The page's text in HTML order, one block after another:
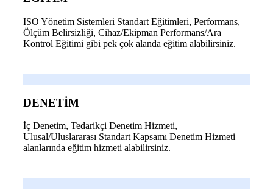
ISO Yönetim Sistemleri Standart Eğitimleri, Performans,
Ölçüm Belirsizliği, Cihaz/Ekipman Performans/Ara
Kontrol Eğitimi gibi pek çok alanda eğitim alabilirsiniz.
DENETİM
İç Denetim, Tedarikçi Denetim Hizmeti,
Ulusal/Uluslararası Standart Kapsamı Denetim Hizmeti
alanlarında eğitim hizmeti alabilirsiniz.